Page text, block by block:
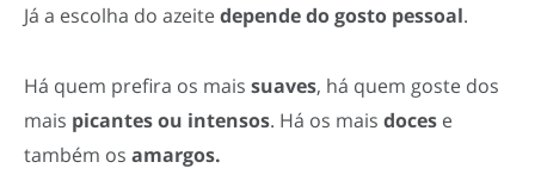
Já a escolha do azeitedepende do gosto pessoal.
Há quem prefira os mais suaves, há quem goste dos
mais picantes ou intensos. Há os mais doces e
também os amargos.